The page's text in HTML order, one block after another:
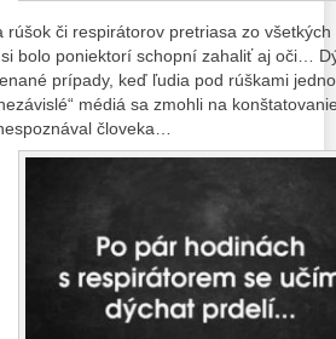
rúšok či respirátorov pretriasa zo
bolo poniektorí schopní zahaliť aj oči…
prípady, keď ľudia pod rúškami
médiá sa zmohli na
človeka…